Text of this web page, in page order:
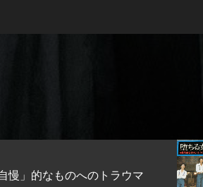
慢」的なものへのトラウマ